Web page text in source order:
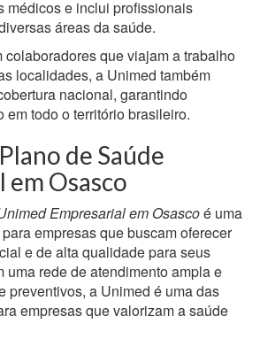
médicos e inclui profissionais
áreas da saúde.
colaboradores que viajam a trabalho
localidades, a Unimed também
nacional, garantindo
em todo o território brasileiro.
de Saúde
em Osasco
Empresarial em Osascoé uma
empresas que buscam oferecer
e de alta qualidade para seus
uma rede de atendimento ampla e
preventivos, a Unimed é uma das
empresas que valorizam a saúde